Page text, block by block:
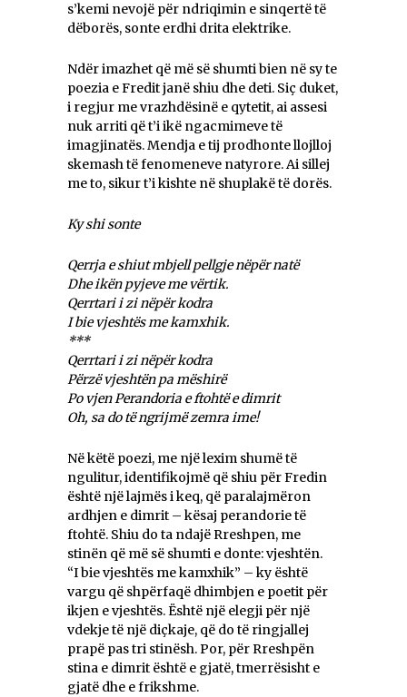
s’kemi nevojë për ndriqimin e sinqertë të
dëborës, sonte erdhi drita elektrike.
Ndër imazhet që më së shumti bien në sy te
poezia e Fredit janë shiu dhe deti. Siç duket,
i regjur me vrazhdësinë e qytetit, ai assesi
nuk arriti që t’i ikë ngacmimeve të
imagjinatës. Mendja e tij prodhonte llojlloj
skemash të fenomeneve natyrore. Ai sillej
me to, sikur t’i kishte në shuplakë të dorës.
Ky shi sonte
Qerrja e shiut mbjell pellgje nëpër natë
Dhe ikën pyjeve me vërtik.
Qerrtari i zi nëpër kodra
I bie vjeshtës me kamxhik.
***
Qerrtari i zi nëpër kodra
Përzë vjeshtën pa mëshirë
Po vjen Perandoria e ftohtë e dimrit
Oh, sa do të ngrijmë zemra ime!
Në këtë poezi, me një lexim shumë të
ngulitur, identifikojmë që shiu për Fredin
është një lajmës i keq, që paralajmëron
ardhjen e dimrit – kësaj perandorie të
ftohtë. Shiu do ta ndajë Rreshpen, me
stinën që më së shumti e donte: vjeshtën.
“I bie vjeshtës me kamxhik” – ky është
vargu që shpërfaqë dhimbjen e poetit për
ikjen e vjeshtës. Është një elegji për një
vdekje të një diçkaje, që do të ringjallej
prapë pas tri stinësh. Por, për Rreshpën
stina e dimrit është e gjatë, tmerrësisht e
gjatë dhe e frikshme.